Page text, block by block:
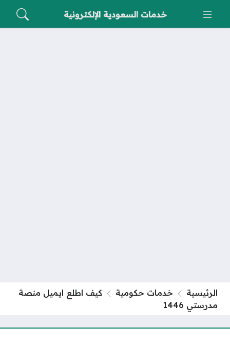
خدمات السعودية الإلكترونية
الرئيسية خدمات حكومية
كيف اطلع ايميل منصة
مدرستي 1446